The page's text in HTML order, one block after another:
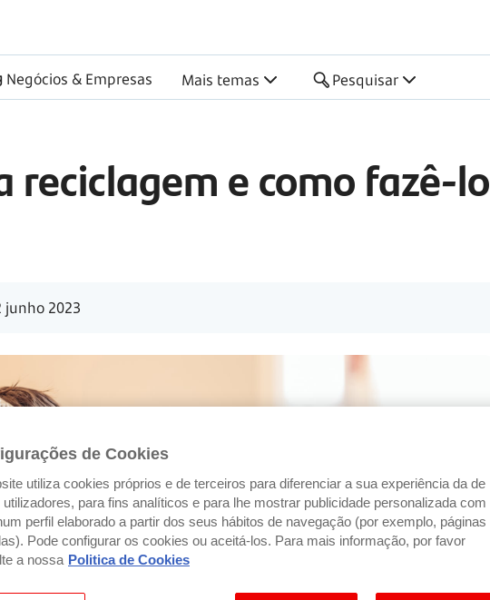
Negócios & Empresas Mais temas Pesquisar
reciclagem e como fazê-lo
junho 2023
de Cookies
utiliza cookies próprios e de terceiros para diferenciar a sua experiência da de
utilizadores, para fins analíticos e para lhe mostrar publicidade personalizada com
perfil elaborado a partir dos seus hábitos de navegação (por exemplo, páginas
Pode configurar os cookies ou aceitá-los. Para mais informação, por favor
a nossa Politica de Cookies